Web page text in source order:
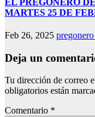
MARTES 25 DE
Feb 26, 2025
Deja un
Tu dirección de correo
obligatorios están
Comentario *